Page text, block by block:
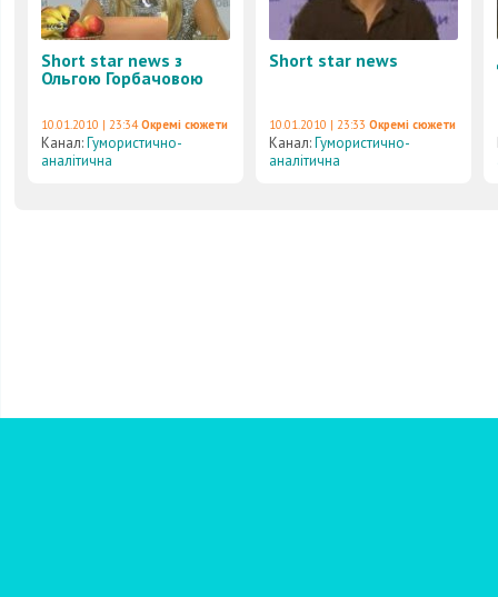
Short star news з
Ольгою Горбачовою
10.01.2010 | 23:34 Окремі сюжети
Канал:Гумористично-
аналітична
Short star news
10.01.2010 | 23:33 Окремі сюжети
Канал:Гумористично-
аналітична